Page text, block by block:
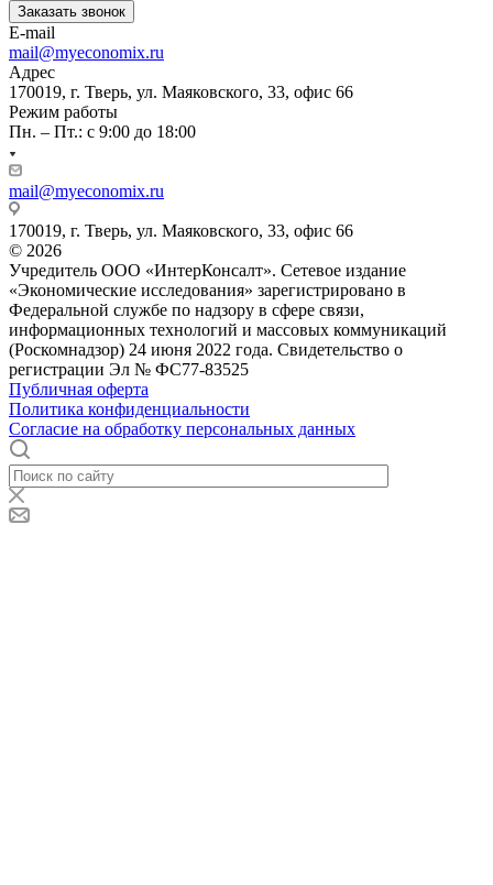
Заказать звонок
E-mail
mail@myeconomix.ru
Адрес
170019, г. Тверь, ул. Маяковского, 33, офис 66
Режим работы
Пн. – Пт.: с 9:00 до 18:00
mail@myeconomix.ru
170019, г. Тверь, ул. Маяковского, 33, офис 66
© 2026
Учредитель ООО «ИнтерКонсалт». Сетевое издание
«Экономические исследования» зарегистрировано в
Федеральной службе по надзору в сфере связи,
информационных технологий и массовых коммуникаций
(Роскомнадзор) 24 июня 2022 года. Свидетельство о
регистрации Эл № ФС77-83525
Публичная оферта
Политика конфиденциальности
Согласие на обработку персональных данных